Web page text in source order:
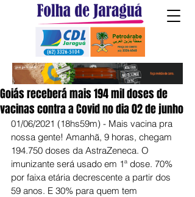
Goiás receberá mais 194 mil doses de
vacinas contra a Covid no dia 02 de junho
01/06/2021 (18hs59m) - Mais vacina pra
nossa gente! Amanhã, 9 horas, chegam
194.750 doses da AstraZeneca. O
imunizante será usado em 1ª dose. 70%
por faixa etária decrescente a partir dos
59 anos. E 30% para quem tem